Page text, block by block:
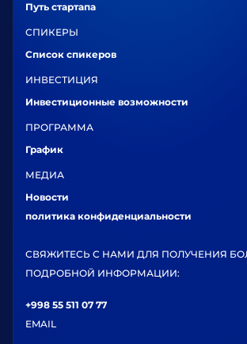
Путь стартапа
СПИКЕРЫ
Список спикеров
ИНВЕСТИЦИЯ
Инвестиционные возможности
ПРОГРАММА
График
МЕДИА
Новости
политика конфиденциальности
СВЯЖИТЕСЬ С НАМИ ДЛЯ ПОЛУЧЕНИЯ
ПОДРОБНОЙ ИНФОРМАЦИИ:
+998 55 511 07 77
EMAIL